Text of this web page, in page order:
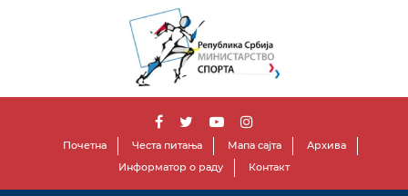
Почетна Честа питања Мапа сајта
Архива
Информатор о раду
Контакт